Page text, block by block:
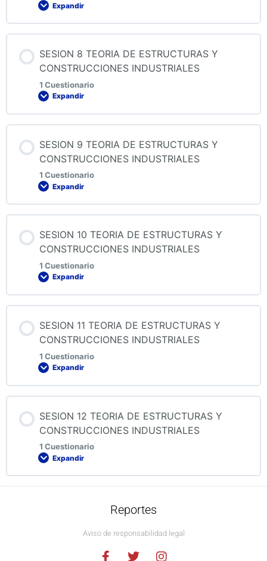
QUIZ 6 TEORIA DE ESTRUCTURAS Y
CONSTRUCCIONES INDUSTRIALES
Expandir
QUIZ 7 TEORIA DE ESTRUCTURAS Y
CONSTRUCCIONES INDUSTRIALES
SESION 8 TEORIA DE ESTRUCTURAS Y
CONSTRUCCIONES INDUSTRIALES
1 Cuestionario
Expandir
QUIZ 8 TEORIA DE ESTRUCTURAS Y
CONSTRUCCIONES INDUSTRIALES
SESION 9 TEORIA DE ESTRUCTURAS Y
CONSTRUCCIONES INDUSTRIALES
1 Cuestionario
Expandir
QUIZ 9 TEORIA DE ESTRUCTURAS Y
CONSTRUCCIONES INDUSTRIALES
SESION 10 TEORIA DE ESTRUCTURAS Y
CONSTRUCCIONES INDUSTRIALES
1 Cuestionario
Expandir
QUIZ 10 TEORIA DE ESTRUCTURAS Y
CONSTRUCCIONES INDUSTRIALES
SESION 11 TEORIA DE ESTRUCTURAS Y
CONSTRUCCIONES INDUSTRIALES
1 Cuestionario
Expandir
QUIZ 11 TEORIA DE ESTRUCTURAS Y
CONSTRUCCIONES INDUSTRIALES
SESION 12 TEORIA DE ESTRUCTURAS Y
CONSTRUCCIONES INDUSTRIALES
1 Cuestionario
Expandir
QUIZ 12 TEORIA DE ESTRUCTURAS Y
Reportes
Aviso de responsabilidad legal